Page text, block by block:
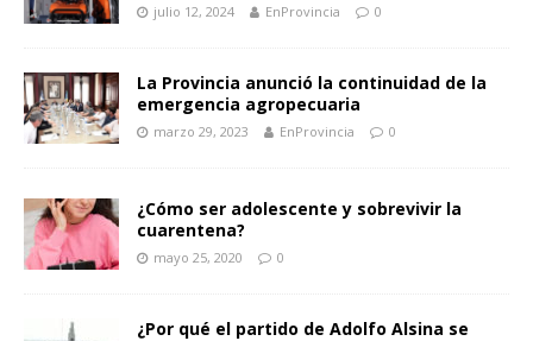
julio 12, 2024 EnProvincia 0
La Provincia anunció la continuidad de la
emergencia agropecuaria
marzo 29, 2023 EnProvincia 0
¿Cómo ser adolescente y sobrevivir la
cuarentena?
mayo 25, 2020 0
¿Por qué el partido de Adolfo Alsina se